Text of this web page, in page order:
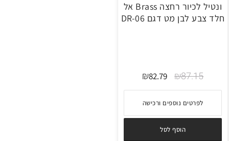
ונטיל לכיור רחצה Brass אל
חלד צבע לבן מט דגם DR-06
₪87.15
₪82.79
לפרטים נוספים ורכישה
הוסף לסל